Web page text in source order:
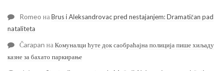
Romeo наBrus i Aleksandrovac pred nestajanjem: Dramatičan pad
nataliteta
Čarapan наКомуналци ћуте док саобраћајна полиција пише хиљаду
казне за бахато паркирање